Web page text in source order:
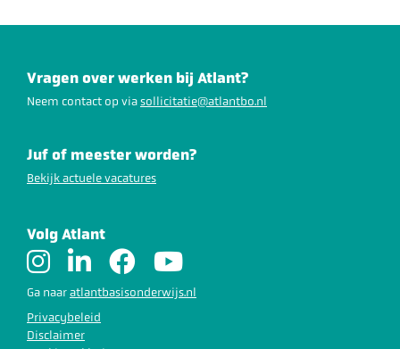
Vragen over werken bij Atlant?
Neem contact op via sollicitatie@atlantbo.nl
Juf of meester worden?
Bekijk actuele vacatures
Volg Atlant
Ga naar atlantbasisonderwijs.nl
Privacybeleid
Disclaimer